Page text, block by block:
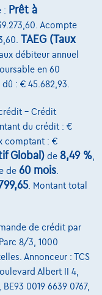
: Prêt à
Acompte
TAEG (Taux
débiteur annuel
en 60
: € 45.682,93.
– Crédit
du crédit : €
comptant : €
Global) de 8,49 %
de 60 mois
. Montant total
de crédit par
8/3, 1000
Annonceur : TCS
Albert II 4,
BE93 0019 6639 0767,